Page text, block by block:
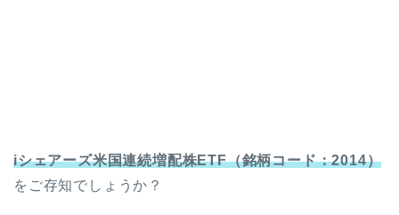
iシェアーズ米国連続増配株ETF（銘柄コード：2014）
をご存知でしょうか？